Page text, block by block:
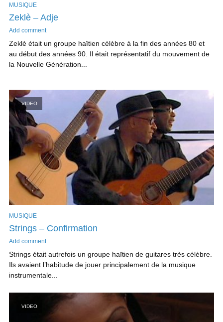
MUSIQUE
Zeklè – Adje
Add comment
Zeklè était un groupe haïtien célèbre à la fin des années 80 et
au début des années 90. Il était représentatif du mouvement de
la Nouvelle Génération...
VIDEO
MUSIQUE
Strings – Confirmation
Add comment
Strings était autrefois un groupe haïtien de guitares très célèbre.
Ils avaient l’habitude de jouer principalement de la musique
instrumentale...
VIDEO